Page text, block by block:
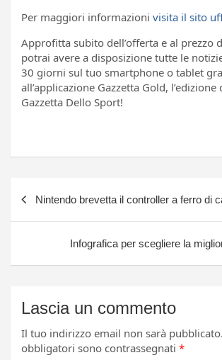
Per maggiori informazioni visita il sito
Approfitta subito dell’offerta e al prezzo
potrai avere a disposizione tutte le
30 giorni sul tuo smartphone o tablet
all’applicazione Gazzetta Gold,
Gazzetta Dello Sport!
Nintendo brevetta il controller a ferro di
Infografica per scegliere la
Lascia un commento
Il tuo indirizzo email non sarà pubblicato.
obbligatori sono contrassegnati *